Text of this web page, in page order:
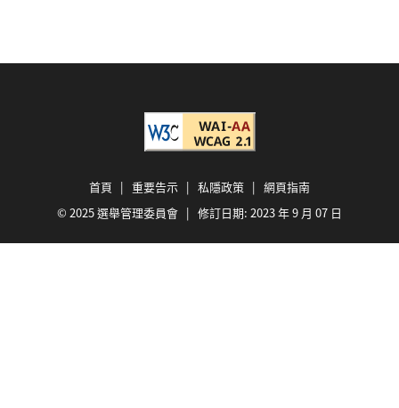
首頁 | 重要告示 | 私隱政策 | 網頁指南
© 2025 選舉管理委員會 | 修訂日期: 2023 年 9 月 07 日